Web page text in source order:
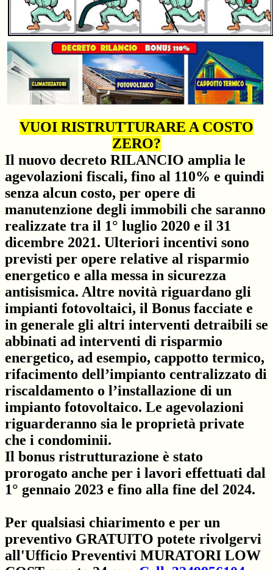
VUOI RISTRUTTURARE A COSTO
ZERO?
Il nuovo decreto RILANCIO amplia le
agevolazioni fiscali, fino al 110% e quindi
senza alcun costo, per opere di
manutenzione degli immobili che saranno
realizzate tra il 1° luglio 2020 e il 31
dicembre 2021. Ulteriori incentivi sono
previsti per opere relative al risparmio
energetico e alla messa in sicurezza
antisismica. Altre novità riguardano gli
impianti fotovoltaici, il Bonus facciate e
in generale gli altri interventi detraibili se
abbinati ad interventi di risparmio
energetico, ad esempio, cappotto termico,
rifacimento dell’impianto centralizzato di
riscaldamento o l’installazione di un
impianto fotovoltaico. Le agevolazioni
riguarderanno sia le proprietà private
che i condominii.
Il bonus ristrutturazione è stato
prorogato anche per i lavori effettuati dal
1° gennaio 2023 e fino alla fine del 2024.
Per qualsiasi chiarimento e per un
preventivo GRATUITO potete rivolgervi
all'Ufficio Preventivi MURATORI LOW